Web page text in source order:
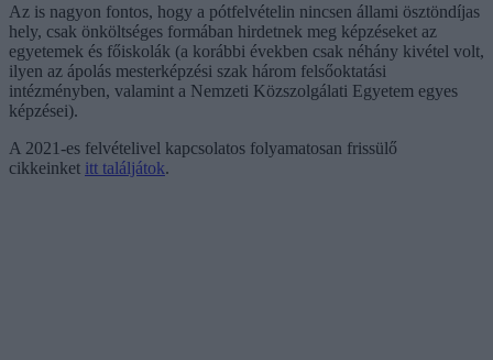
Az is nagyon fontos, hogy a pótfelvételin nincsen állami ösztöndíjas
hely, csak önköltséges formában hirdetnek meg képzéseket az
egyetemek és főiskolák (a korábbi években csak néhány kivétel volt,
ilyen az ápolás mesterképzési szak három felsőoktatási
intézményben, valamint a Nemzeti Közszolgálati Egyetem egyes
képzései).
A 2021-es felvételivel kapcsolatos folyamatosan frissülő
cikkeinket itt találjátok.